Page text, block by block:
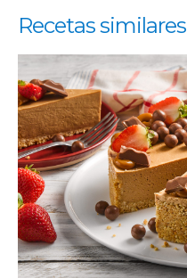
Recetas similares